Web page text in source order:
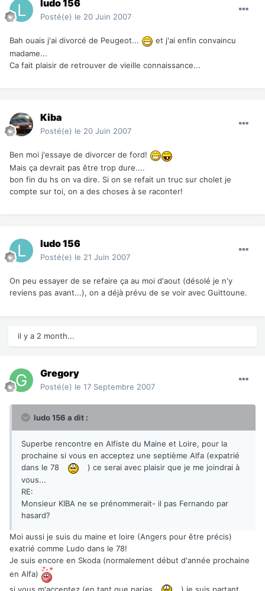
ludo 156
Posté(e) le 20 Juin 2007
Bah ouais j'ai divorcé de Peugeot...
et j'ai enfin convaincu
madame...
Ca fait plaisir de retrouver de vieille connaissance...
Kiba
Posté(e) le 20 Juin 2007
Ben moi j'essaye de divorcer de ford!
Mais ça devrait pas être trop dure....
bon fin du hs on va dire. Si on se refait un truc sur cholet je
compte sur toi, on a des choses à se raconter!
ludo 156
Posté(e) le 21 Juin 2007
On peu essayer de se refaire ça au moi d'aout (désolé je n'y
reviens pas avant...), on a déjà prévu de se voir avec Guittoune.
il y a 2 month...
Gregory
Posté(e) le 17 Septembre 2007
ludo 156 a dit :
Superbe rencontre en Alfiste du Maine et Loire, pour la
prochaine si vous en acceptez une septième Alfa (expatrié
dans le 78
) ce serai avec plaisir que je me joindrai à
vous...
RE:
Monsieur KIBA ne se prénommerait- il pas Fernando par
hasard?
Moi aussi je suis du maine et loire (Angers pour être précis)
exatrié comme Ludo dans le 78!
Je suis encore en Skoda (normalement début d'année prochaine
en Alfa)